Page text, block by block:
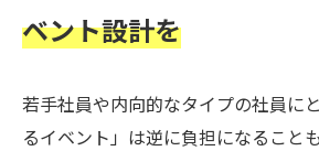
ベント設計を
若手社員や内向的なタイプの社員に
るイベント」は逆に負担になることも